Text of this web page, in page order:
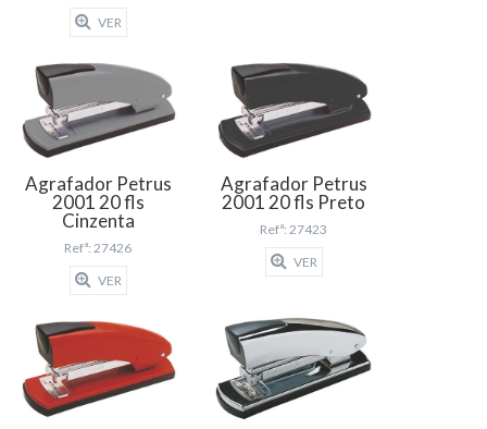
VER
Agrafador Petrus
2001 20 fls
Cinzenta
Refª: 27426
VER
Agrafador Petrus
2001 20 fls Preto
Refª: 27423
VER